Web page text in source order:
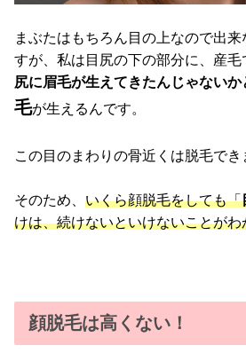
まぶたはもちろん目の上なので出
すが、私は目尻の下の部分に、産毛
尻に眉毛が生えてきたんじゃない
毛が生えるんです。
この目のまわりの骨近くは脱毛でき
そのため、 いくら顔脱毛をしても「
けは、続けないといけないことがわ
顔脱毛は高くない！